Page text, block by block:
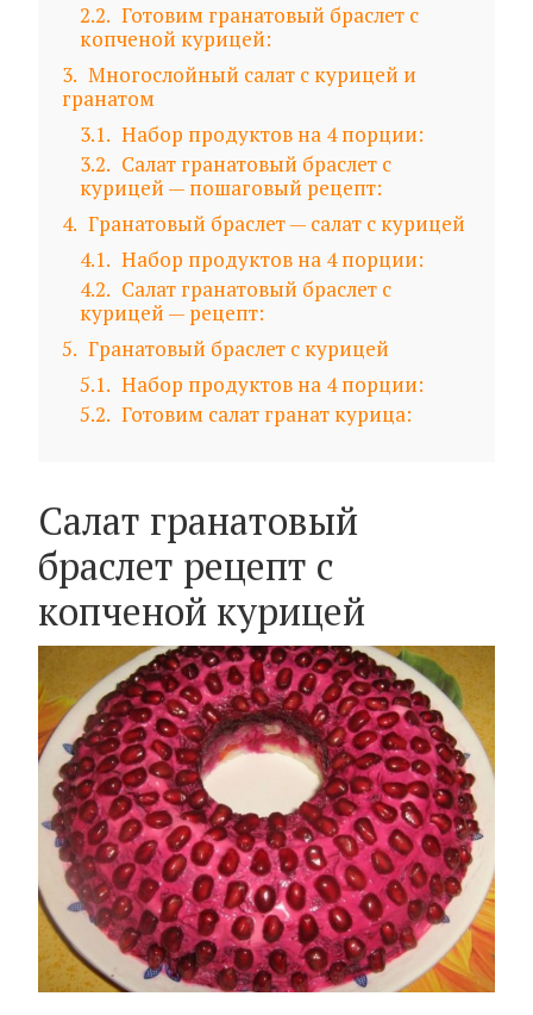
2.2
Готовим гранатовый браслет с
копченой курицей:
3 Многослойный салат с курицей и
гранатом
3.1
Набор продуктов на 4 порции:
3.2
Салат гранатовый браслет с
курицей — пошаговый рецепт:
4 Гранатовый браслет — салат с курицей
4.1
Набор продуктов на 4 порции:
4.2
Салат гранатовый браслет с
курицей — рецепт:
5
Гранатовый браслет с курицей
5.1
Набор продуктов на 4 порции:
5.2
Готовим салат гранат курица:
Салат гранатовый
браслет рецепт с
копченой курицей